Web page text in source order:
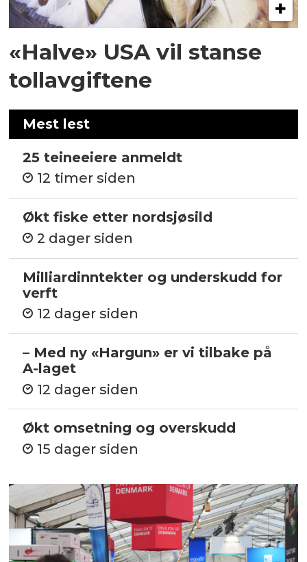
«Halve» USA vil stanse
tollavgiftene
Mest lest
25 teineeiere anmeldt
12 timer siden
Økt fiske etter nordsjøsild
2 dager siden
Milliardinntekter og underskudd for
verft
12 dager siden
– Med ny «Hargun» er vi tilbake på
A-laget
12 dager siden
Økt omsetning og overskudd
15 dager siden